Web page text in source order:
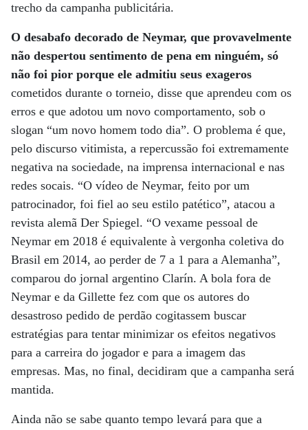
trecho da campanha publicitária.
O desabafo decorado de Neymar, que provavelmente
não despertou sentimento de pena em ninguém, só
não foi pior porque ele admitiu seus exageros
cometidos durante o torneio, disse que aprendeu com os
erros e que adotou um novo comportamento, sob o
slogan “um novo homem todo dia”. O problema é que,
pelo discurso vitimista, a repercussão foi extremamente
negativa na sociedade, na imprensa internacional e nas
redes socais. “O vídeo de Neymar, feito por um
patrocinador, foi fiel ao seu estilo patético”, atacou a
revista alemã Der Spiegel. “O vexame pessoal de
Neymar em 2018 é equivalente à vergonha coletiva do
Brasil em 2014, ao perder de 7 a 1 para a Alemanha”,
comparou do jornal argentino Clarín. A bola fora de
Neymar e da Gillette fez com que os autores do
desastroso pedido de perdão cogitassem buscar
estratégias para tentar minimizar os efeitos negativos
para a carreira do jogador e para a imagem das
empresas. Mas, no final, decidiram que a campanha será
mantida.
Ainda não se sabe quanto tempo levará para que a